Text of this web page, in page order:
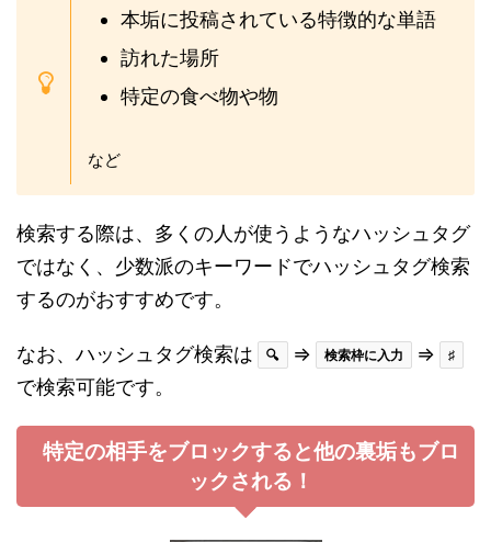
本垢に投稿されている特徴的な単語
訪れた場所
特定の食べ物や物
など
検索する際は、多くの人が使うようなハッシュタグ
ではなく、少数派のキーワードでハッシュタグ検索
するのがおすすめです。
なお、ハッシュタグ検索は 🔍 ⇒ 検索枠に入力 ⇒ ♯
で検索可能です。
特定の相手をブロックすると他の裏垢もブロ
ックされる！